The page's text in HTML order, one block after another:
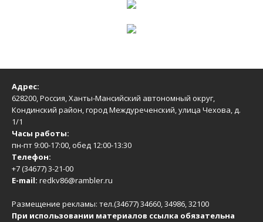
Адрес:
628200, Россия, Ханты-Мансийский автономный округ,
Кондинский район, город Междуреченский, улица Чехова, д.
1/1
Часы работы:
пн-пт 9:00-17:00, обед 12:00-13:30
Телефон:
+7 (34677) 3-21-00
E-mail: redkv86@rambler.ru
Размещение рекламы: тел.(34677) 34660, 34986, 32100
При использовании материалов ссылка обязательна